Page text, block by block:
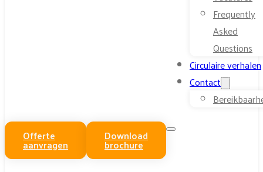
Frequently
Asked
Questions
Circulaire verhalen
Contact
Offerte
aanvragen
Download
brochure